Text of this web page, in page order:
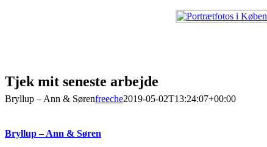
Tjek mit seneste arbejde
Bryllup – Ann & Sørenfreeche2019-05-02T13:24:07+00:00
Bryllup – Ann & Søren